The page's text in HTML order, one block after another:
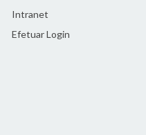
Intranet
Efetuar Login